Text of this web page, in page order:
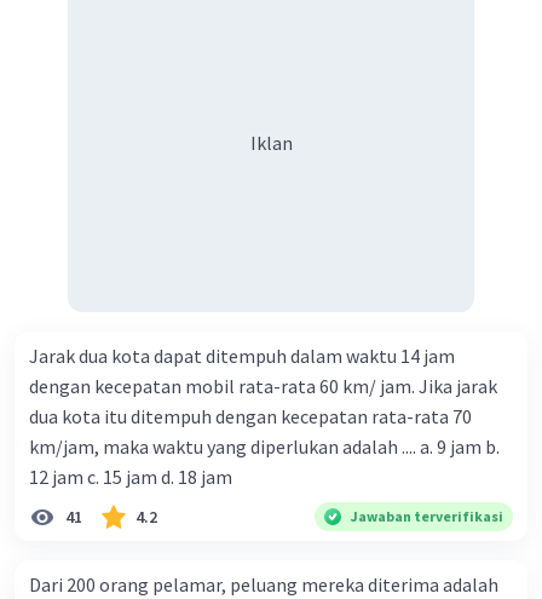
Iklan
Jarak dua kota dapat ditempuh dalam waktu 14 jam
dengan kecepatan mobil rata-rata 60 km/ jam. Jika jarak
dua kota itu ditempuh dengan kecepatan rata-rata 70
km/jam, maka waktu yang diperlukan adalah .... a. 9 jam b.
12 jam c. 15 jam d. 18 jam
41 4.2 Jawaban terverifikasi
Dari 200 orang pelamar, peluang mereka diterima adalah